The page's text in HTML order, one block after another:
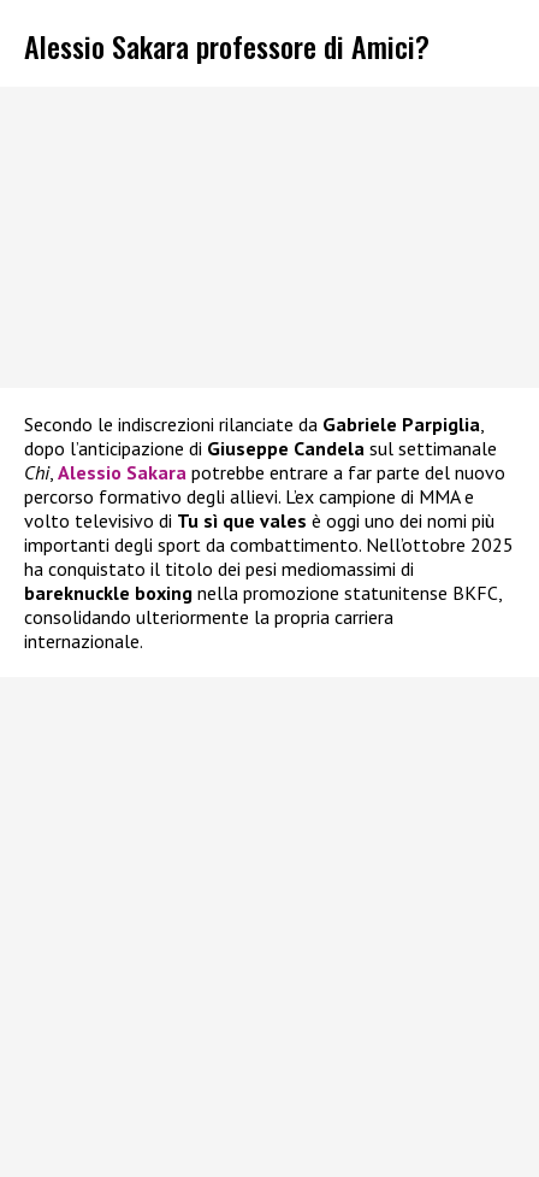
Alessio Sakara professore di Amici?
Secondo le indiscrezioni rilanciate da Gabriele Parpiglia,
dopo l’anticipazione di Giuseppe Candela sul settimanale
Chi, Alessio Sakara potrebbe entrare a far parte del nuovo
percorso formativo degli allievi. L’ex campione di MMA e
volto televisivo di Tu sì que vales è oggi uno dei nomi più
importanti degli sport da combattimento. Nell’ottobre 2025
ha conquistato il titolo dei pesi mediomassimi di
bareknuckle boxing nella promozione statunitense BKFC,
consolidando ulteriormente la propria carriera
internazionale.